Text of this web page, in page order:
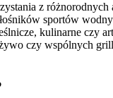
z
sportów
kulinarne czy
czy wspólnych